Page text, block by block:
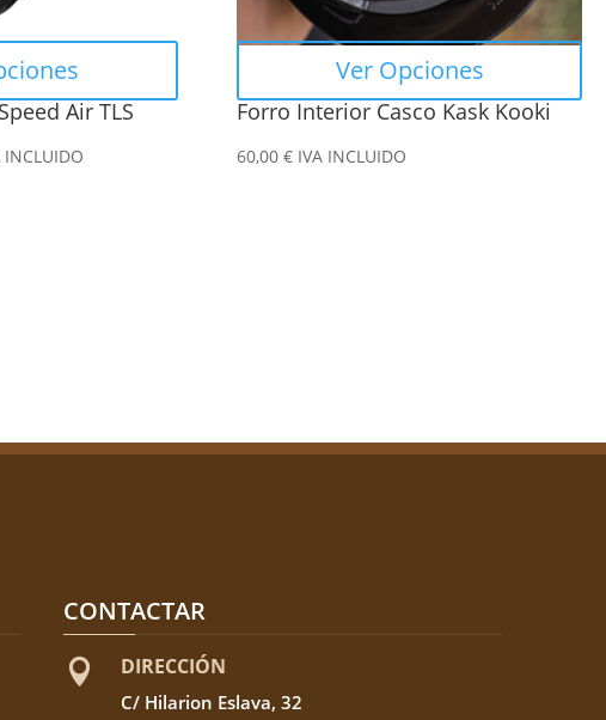
Air TLS
INCLUIDO
Forro Interior Casco Kask Kooki
60,00€ IVA INCLUIDO
Ver Opciones
elegir
en
página
CONTACTAR
 DIRECCIÓN
C/ Hilarion Eslava, 32